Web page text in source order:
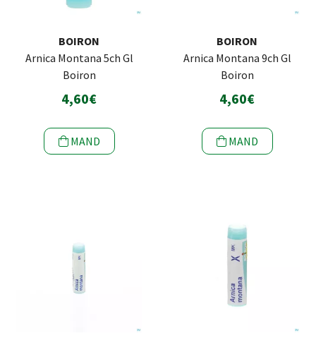
BOIRON
Arnica Montana 5ch Gl
Boiron
4,60€
MAND
BOIRON
Arnica Montana 9ch Gl
Boiron
4,60€
MAND